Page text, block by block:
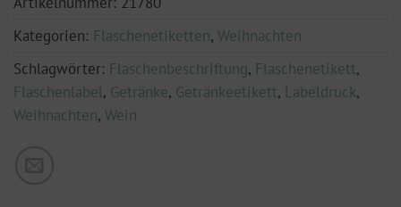
Kategorien: Flaschenetiketten, Weihnachten
Schlagwörter: Flaschenbeschriftung, Flaschenetikett,
Flaschenlabel, Getränke, Getränkeetikett, Labeldruck,
Weihnachten, Wein